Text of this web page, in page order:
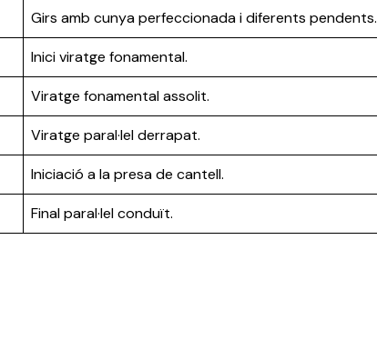
Girs amb cunya perfeccionada i diferents pendents.
Inici viratge fonamental.
Viratge fonamental assolit.
Viratge paral·lel derrapat.
Iniciació a la presa de cantell.
Final paral·lel conduït.